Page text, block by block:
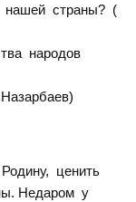
нашей страны? (
народов
ценить
Недаром у